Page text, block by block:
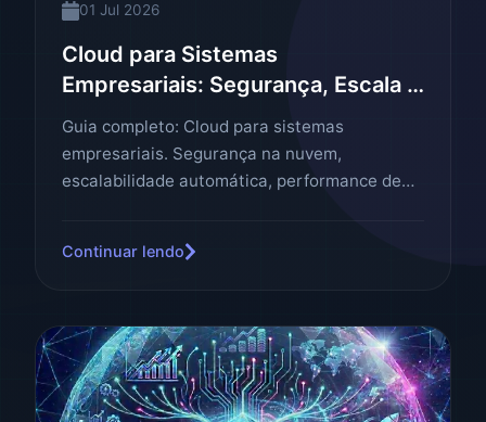
01 Jul 2026
Cloud para Sistemas
Empresariais: Segurança, Escala e
Performance
Guia completo: Cloud para sistemas
empresariais. Segurança na nuvem,
escalabilidade automática, performance de
cloud.
Continuar lendo